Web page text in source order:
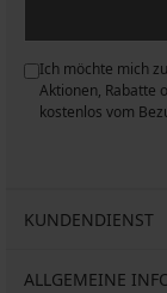
Ich möchte mich
Aktionen, Rabatte
kostenlos vom
KUNDENDIENST
ALLGEMEINE